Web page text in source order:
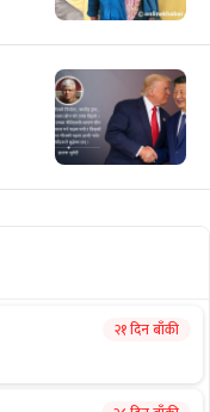
२१ दिन बाँकी